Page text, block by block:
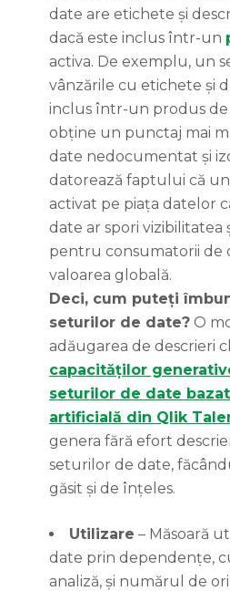
date are etichete și
dacă este inclus într-un
activa. De exemplu, un
vânzările cu etichete și
inclus într-un produs de
obține un punctaj mai
date nedocumentat și
datorează faptului că
activat pe piața datelor
date ar spori vizibilitatea
pentru consumatorii de
valoarea globală.
Deci, cum puteți
seturilor de date? O
adăugarea de descrieri
capacităților
seturilor de date
artificială din Qlik
genera fără efort
seturilor de date,
găsit și de înțeles.
Utilizare – Măsoară
date prin dependențe,
analiză, și numărul de